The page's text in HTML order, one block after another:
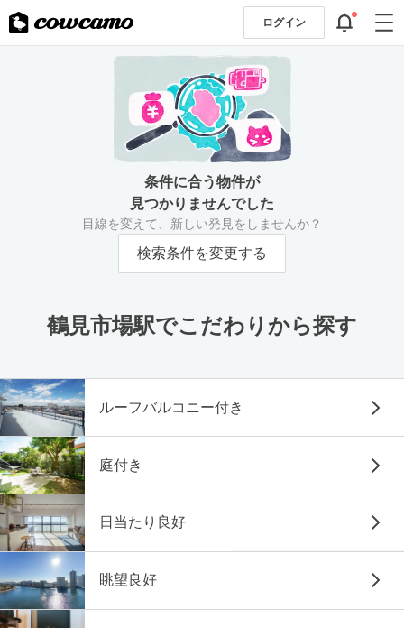
ログイン
条件に合う物件が
見つかりませんでした
目線を変えて、新しい発見をしませんか？
検索条件を変更する
鶴見市場駅でこだわりから探す
ルーフバルコニー付き
庭付き
日当たり良好
眺望良好